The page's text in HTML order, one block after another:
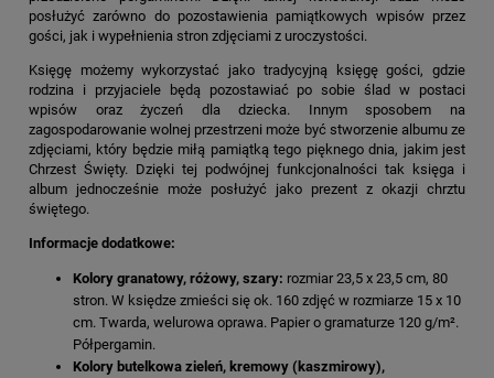
posłużyć zarówno do pozostawienia pamiątkowych wpisów przez
gości, jak i wypełnienia stron zdjęciami z uroczystości.
Księgę możemy wykorzystać jako tradycyjną księgę gości, gdzie
rodzina i przyjaciele będą pozostawiać po sobie ślad w postaci
wpisów oraz życzeń dla dziecka. Innym sposobem na
zagospodarowanie wolnej przestrzeni może być stworzenie albumu ze
zdjęciami, który będzie miłą pamiątką tego pięknego dnia, jakim jest
Chrzest Święty. Dzięki tej podwójnej funkcjonalności tak księga i
album jednocześnie może posłużyć jako prezent z okazji chrztu
świętego.
Informacje dodatkowe:
Kolory granatowy, różowy, szary: rozmiar 23,5 x 23,5 cm, 80
stron. W księdze zmieści się ok. 160 zdjęć w rozmiarze 15 x 10
cm. Twarda, welurowa oprawa. Papier o gramaturze 120 g/m².
Półpergamin.
Kolory butelkowa zieleń, kremowy (kaszmirowy),